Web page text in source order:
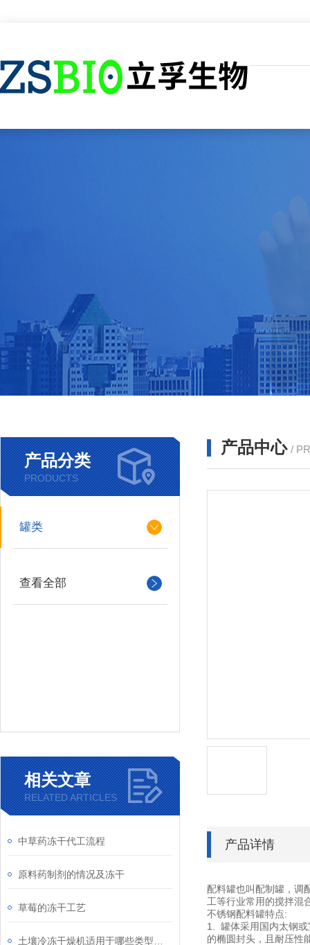
产品分类
PRODUCTS
罐类
查看全部
相关文章
RELATED ARTICLES
中草药冻干代工流程
原料药制剂的情况及冻干
草莓的冻干工艺
产品中心 /
产品详情
配料罐也叫配制罐，调
工等行业常用的搅拌混
不锈钢配料罐特点:
1. 罐体采用国内太钢
的椭圆封头，且耐压性